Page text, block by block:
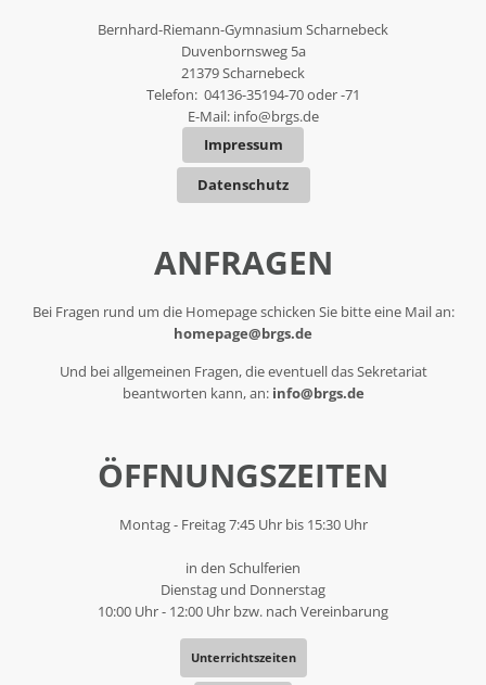
Bernhard-Riemann-Gymnasium Scharnebeck
Duvenbornsweg 5a
21379 Scharnebeck
Telefon: 04136-35194-70 oder -71
E-Mail: info@brgs.de
Impressum
Datenschutz
ANFRAGEN
Bei Fragen rund um die Homepage schicken Sie bitte eine Mail an:
homepage@brgs.de
Und bei allgemeinen Fragen, die eventuell das Sekretariat
beantworten kann, an: info@brgs.de
ÖFFNUNGSZEITEN
Montag - Freitag 7:45 Uhr bis 15:30 Uhr
in den Schulferien
Dienstag und Donnerstag
10:00 Uhr - 12:00 Uhr bzw. nach Vereinbarung
Unterrichtszeiten